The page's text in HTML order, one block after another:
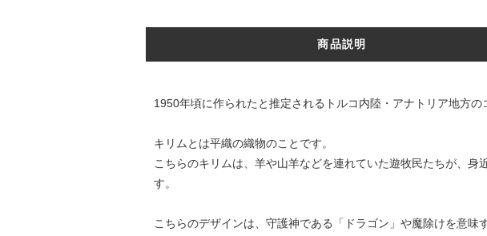
商品説明
1950年頃に作られたと推定されるトルコ内陸・アナトリア地方の
キリムとは平織の織物のことです。
こちらのキリムは、羊や山羊などを連れていた遊牧民たちが、
す。
こちらのデザインは、守護神である「ドラゴン」や魔除けを意味